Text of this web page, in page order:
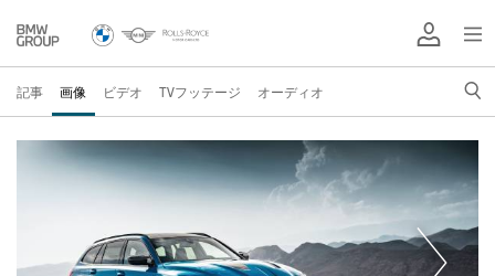
記事 画像 ビデオ TVフッテージ オーディオ